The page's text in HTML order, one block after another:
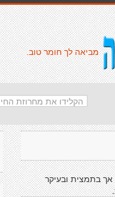
מביאה לך חומר טוב.
אך בתמצית ובעיקר